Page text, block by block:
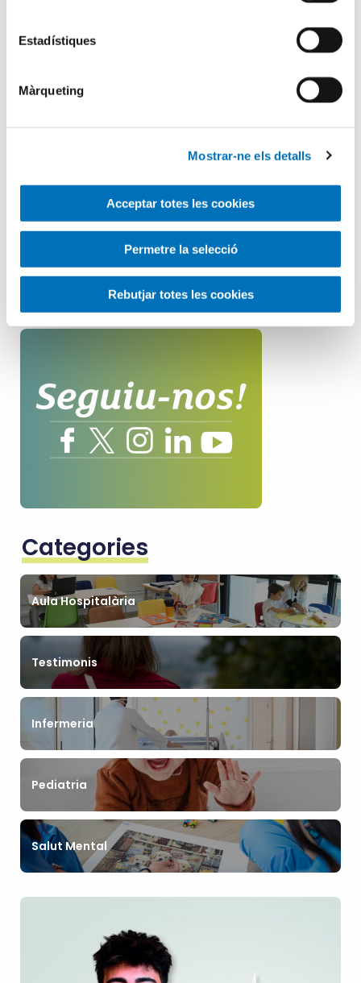
Estadístiques
Màrqueting
Mostrar-ne els detalls
Acceptar totes les cookies
Permetre la selecció
Rebutjar totes les cookies
(II)
En un post anterior, en Lou Hevly, pacient amb malaltia de
Parkinson, ens parlava sobre què havia significat per...
LLEGIR ARTICLE
Busqueu dins el blog
Search
Categories
Aula Hospitalària
Testimonis
Infermeria
Pediatria
Salut Mental